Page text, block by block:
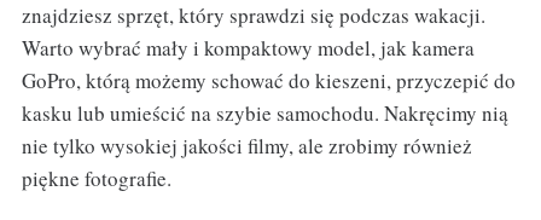
znajdziesz sprzęt, który sprawdzi się podczas wakacji.
Warto wybrać mały i kompaktowy model, jak kamera
GoPro, którą możemy schować do kieszeni, przyczepić do
kasku lub umieścić na szybie samochodu. Nakręcimy nią
nie tylko wysokiej jakości filmy, ale zrobimy również
piękne fotografie.